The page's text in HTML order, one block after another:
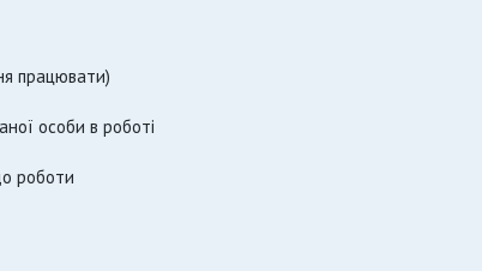
працювати)
особи в роботі
роботи